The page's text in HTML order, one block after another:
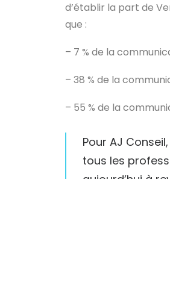
d’établir la part de
que :
– 7 % de la
– 38 % de la
– 55 % de la
Pour AJ
tous les
aujourd’hui à